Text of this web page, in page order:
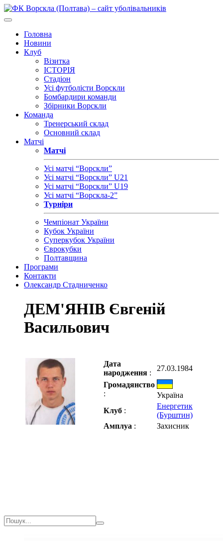
Головна
Новини
Клуб
Візитка
ІСТОРІЯ
Стадіон
Усі футболісти Ворскли
Бомбардири команди
Збірники Ворскли
Команда
Тренерський склад
Основний склад
Матчі
Матчі
Усі матчі “Ворскли”
Усі матчі “Ворскли” U21
Усі матчі “Ворскли” U19
Усі матчі “Ворскла-2”
Турніри
Чемпіонат України
Кубок України
Суперкубок України
Єврокубки
Полтавщина
Програми
Контакти
Олександр Стадниченко
ДЕМ'ЯНІВ Євгеній
Васильович
Дата
народження :
27.03.1984
Громадянство
:
Україна
Клуб :
Енергетик
(Бурштин)
Амплуа : Захисник